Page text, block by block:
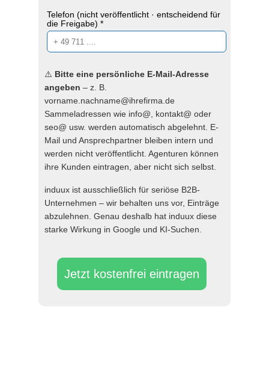
Telefon (nicht veröffentlicht · entscheidend für
die Freigabe) *
Jetzt kostenfrei eintragen
⚠️ Bitte eine persönliche E-Mail-Adresse
angeben – z. B.
vorname.nachname@ihrefirma.de
Sammeladressen wie info@, kontakt@ oder
seo@ usw. werden automatisch abgelehnt. E-
Mail und Ansprechpartner bleiben intern und
werden nicht veröffentlicht. Agenturen können
ihre Kunden eintragen, aber nicht sich selbst.
induux ist ausschließlich für seriöse B2B-
Unternehmen – wir behalten uns vor, Einträge
abzulehnen. Genau deshalb hat induux diese
starke Wirkung in Google und KI-Suchen.